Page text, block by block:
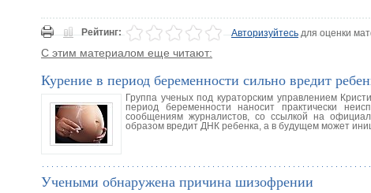
Рейтинг: Авторизуйтесьдля оценки
С этим материалом еще читают:
Курение в период беременности сильно вредит
Группа ученых под кураторским управлением
период беременности наносит практически
сообщениям журналистов, со ссылкой на
образом вредит ДНК ребенка, а в будущем может
Учеными обнаружена причина шизофрении